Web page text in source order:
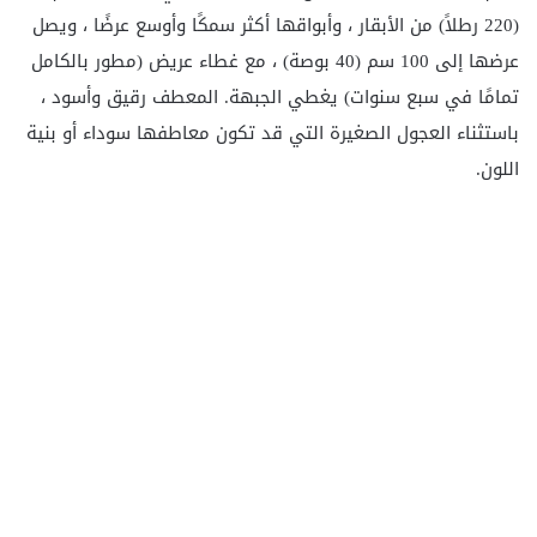
(220 رطلاً) من الأبقار ، وأبواقها أكثر سمكًا وأوسع عرضًا ، ويصل
عرضها إلى 100 سم (40 بوصة) ، مع غطاء عريض (مطور بالكامل
تمامًا في سبع سنوات) يغطي الجبهة. المعطف رقيق وأسود ،
باستثناء العجول الصغيرة التي قد تكون معاطفها سوداء أو بنية
اللون.